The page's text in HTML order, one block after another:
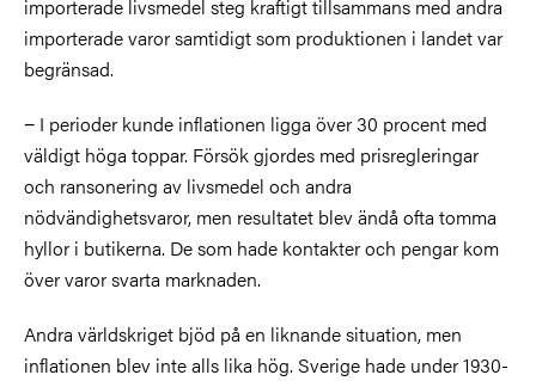
importerade livsmedel steg kraftigt tillsammans med andra
importerade varor samtidigt som produktionen i landet var
begränsad.
− I perioder kunde inflationen ligga över 30 procent med
väldigt höga toppar. Försök gjordes med prisregleringar
och ransonering av livsmedel och andra
nödvändighetsvaror, men resultatet blev ändå ofta tomma
hyllor i butikerna. De som hade kontakter och pengar kom
över varor svarta marknaden.
Andra världskriget bjöd på en liknande situation, men
inflationen blev inte alls lika hög. Sverige hade under 1930-